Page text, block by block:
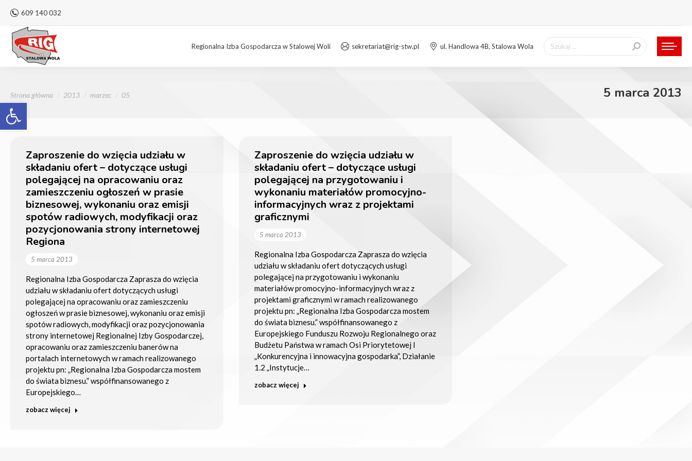
Otwórz pasek narzędzi
609 140 032
Regionalna Izba Gospodarcza w Stalowej Woli sekretariat@rig-stw.pl ul. Handlowa 4B, Stalowa Wola Szukaj:
Jesteś tutaj:
Strona główna 2013 marzec 05 5 marca 2013
Zaproszenie do wzięcia udziału w
składaniu ofert – dotyczące usługi
polegającej na opracowaniu oraz
zamieszczeniu ogłoszeń w prasie
biznesowej, wykonaniu oraz emisji
spotów radiowych, modyfikacji oraz
pozycjonowania strony internetowej
Regiona
5 marca 2013
Regionalna Izba Gospodarcza Zaprasza do wzięcia
udziału w składaniu ofert dotyczących usługi
polegającej na opracowaniu oraz zamieszczeniu
ogłoszeń w prasie biznesowej, wykonaniu oraz emisji
spotów radiowych, modyfikacji oraz pozycjonowania
strony internetowej Regionalnej Izby Gospodarczej,
opracowaniu oraz zamieszczeniu banerów na
portalach internetowych w ramach realizowanego
projektu pn: „Regionalna Izba Gospodarcza mostem
do świata biznesu.” współfinansowanego z
Europejskiego…
zobacz więcej
Zaproszenie do wzięcia udziału w
składaniu ofert – dotyczące usługi
polegającej na przygotowaniu i
wykonaniu materiałów promocyjno-
informacyjnych wraz z projektami
graficznymi
5 marca 2013
Regionalna Izba Gospodarcza Zaprasza do wzięcia
udziału w składaniu ofert dotyczących usługi
polegającej na przygotowaniu i wykonaniu
materiałów promocyjno-informacyjnych wraz z
projektami graficznymi w ramach realizowanego
projektu pn: „Regionalna Izba Gospodarcza mostem
do świata biznesu.” współfinansowanego z
Europejskiego Funduszu Rozwoju Regionalnego oraz
Budżetu Państwa w ramach Osi Priorytetowej I
„Konkurencyjna i innowacyjna gospodarka”, Działanie
1.2 „Instytucje…
zobacz więcej